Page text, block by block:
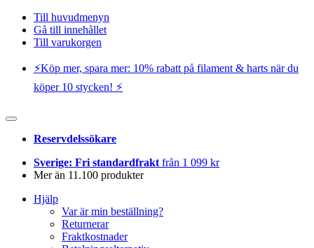
Till huvudmenyn
Gå till innehållet
Till varukorgen
⚡️Köp mer, spara mer: 10% rabatt på filament & harts när du
köper 10 stycken! ⚡️
Reservdelssökare
Sverige: Fri standardfrakt från 1 099 kr
Mer än 11.100 produkter
Hjälp
Var är min beställning?
Returnerar
Fraktkostnader